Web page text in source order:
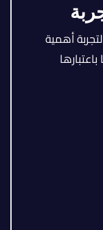
أهمية